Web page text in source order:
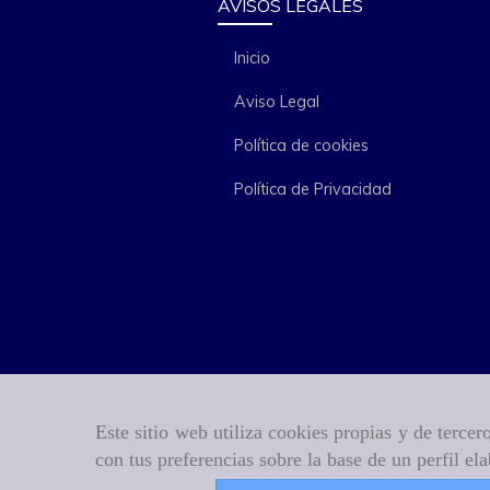
Este sitio web utiliza cookies propias y de
con tus preferencias sobre la base de un perfil
AVISOS LEGALES
Inicio
Aviso Legal
Política de cookies
Política de Privacidad